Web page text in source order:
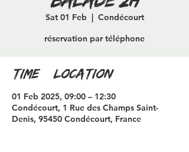
Sat 01 Feb
  |
Condécourt
réservation par téléphone
Time & Location
01 Feb 2025, 09:00 – 12:30
Condécourt, 1 Rue des Champs Saint-
Denis, 95450 Condécourt, France